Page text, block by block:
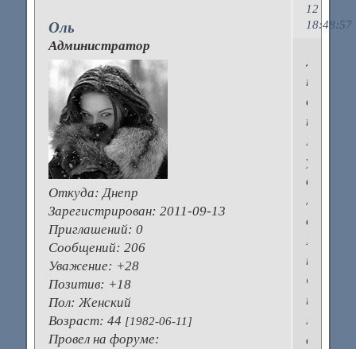
12
18:48:57
Оль
Администратор
Откуда: Днепр
Зарегистрирован: 2011-09-13
Приглашений: 0
Сообщений: 206
Уважение: +28
Позитив: +18
Пол: Женский
Возраст: 44 [1982-06-11]
Провел на форуме:
о
Какие
у
вас
Где
Сейчас
так
много
всего